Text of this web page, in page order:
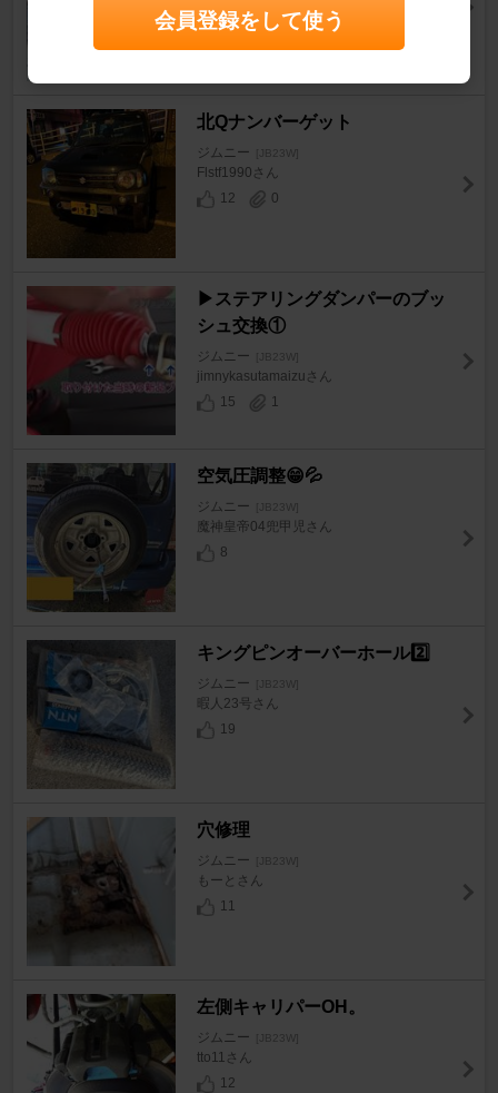
のび＋さん
13
0
北Qナンバーゲット
ジムニー [JB23W]
Flstf1990さん
12
0
▶︎ステアリングダンパーのブッ
シュ交換①
ジムニー [JB23W]
jimnykasutamaizuさん
15
1
空気圧調整😁💦
ジムニー [JB23W]
魔神皇帝04兜甲児さん
8
キングピンオーバーホール2️⃣
ジムニー [JB23W]
暇人23号さん
19
穴修理
ジムニー [JB23W]
もーとさん
11
左側キャリパーOH。
ジムニー [JB23W]
tto11さん
12
会員登録をして使う